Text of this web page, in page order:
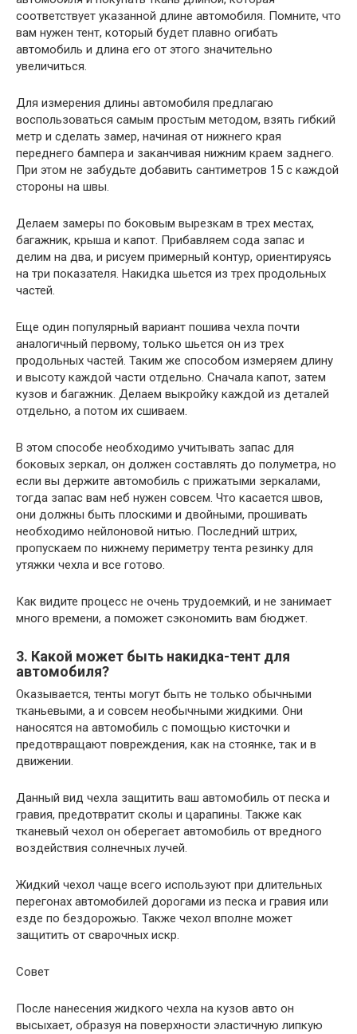
соответствует указанной длине автомобиля. Помните, что
вам нужен тент, который будет плавно огибать
автомобиль и длина его от этого значительно
увеличиться.
Для измерения длины автомобиля предлагаю
воспользоваться самым простым методом, взять гибкий
метр и сделать замер, начиная от нижнего края
переднего бампера и заканчивая нижним краем заднего.
При этом не забудьте добавить сантиметров 15 с каждой
стороны на швы.
Делаем замеры по боковым вырезкам в трех местах,
багажник, крыша и капот. Прибавляем сода запас и
делим на два, и рисуем примерный контур, ориентируясь
на три показателя. Накидка шьется из трех продольных
частей.
Еще один популярный вариант пошива чехла почти
аналогичный первому, только шьется он из трех
продольных частей. Таким же способом измеряем длину
и высоту каждой части отдельно. Сначала капот, затем
кузов и багажник. Делаем выкройку каждой из деталей
отдельно, а потом их сшиваем.
В этом способе необходимо учитывать запас для
боковых зеркал, он должен составлять до полуметра, но
если вы держите автомобиль с прижатыми зеркалами,
тогда запас вам неб нужен совсем. Что касается швов,
они должны быть плоскими и двойными, прошивать
необходимо нейлоновой нитью. Последний штрих,
пропускаем по нижнему периметру тента резинку для
утяжки чехла и все готово.
Как видите процесс не очень трудоемкий, и не занимает
много времени, а поможет сэкономить вам бюджет.
3. Какой может быть накидка-тент для
автомобиля?
Оказывается, тенты могут быть не только обычными
тканьевыми, а и совсем необычными жидкими. Они
наносятся на автомобиль с помощью кисточки и
предотвращают повреждения, как на стоянке, так и в
движении.
Данный вид чехла защитить ваш автомобиль от песка и
гравия, предотвратит сколы и царапины. Также как
тканевый чехол он оберегает автомобиль от вредного
воздействия солнечных лучей.
Жидкий чехол чаще всего используют при длительных
перегонах автомобилей дорогами из песка и гравия или
езде по бездорожью. Также чехол вполне может
защитить от сварочных искр.
Совет
После нанесения жидкого чехла на кузов авто он
высыхает, образуя на поверхности эластичную липкую